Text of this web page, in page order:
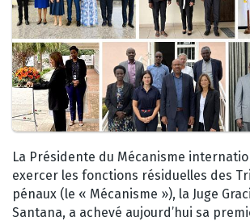
La Présidente du Mécanisme
exercer les fonctions résiduelles des
pénaux (le « Mécanisme »), la Juge
Santana, a achevé aujourd’hui sa